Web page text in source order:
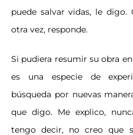
puede salvar vidas, le digo.
otra vez, responde.
Si pudiera resumir su obra
es una especie de
búsqueda por nuevas
que digo. Me explico,
tengo decir, no creo que